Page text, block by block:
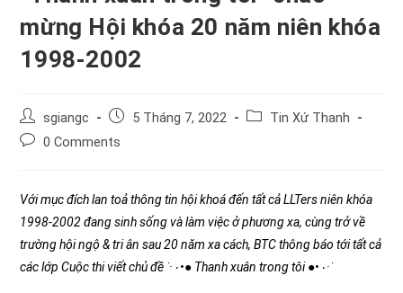
mừng Hội khóa 20 năm niên khóa
1998-2002
Post
author:
sgiangc
Post
published:
5 Tháng 7, 2022
PostTin Xứ Thanh
Post0 Comments
Với mục đích lan toả thông tin hội khoá đến tất cả LLTers niên khóa
1998-2002 đang sinh sống và làm việc ở phương xa, cùng trở về
trường hội ngộ & tri ân sau 20 năm xa cách, BTC thông báo tới tất cả
các lớp Cuộc thi viết chủ đề ˙·٠•● Thanh xuân trong tôi ●•٠·˙